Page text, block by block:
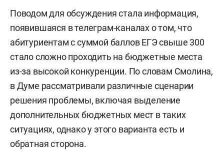
Поводом для обсуждения стала информация,
появившаяся в телеграм-каналах о том, что
абитуриентам с суммой баллов ЕГЭ свыше 300
стало сложно проходить на бюджетные места
из-за высокой конкуренции. По словам Смолина,
в Думе рассматривали различные сценарии
решения проблемы, включая выделение
дополнительных бюджетных мест в таких
ситуациях, однако у этого варианта есть и
обратная сторона.